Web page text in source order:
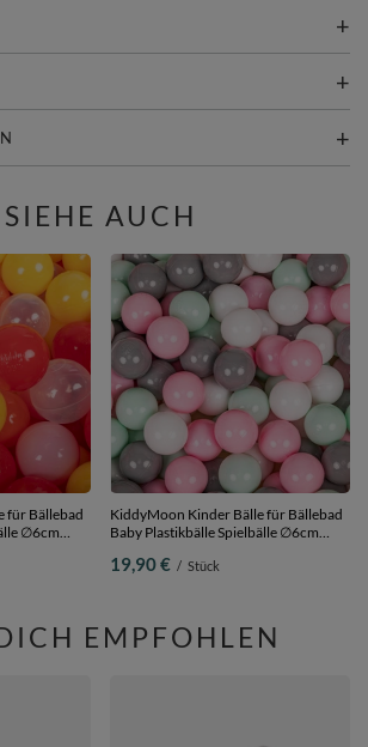
SIEHE AUCH
für Bällebad
∅6cm
orange/rot,
KiddyMoon Kinder Bälle für Bällebad
Baby Plastikbälle Spielbälle ∅6cm
weiß/grau/mint/puderrosa, 100
19,90 € / Stück
EMPFOHLEN